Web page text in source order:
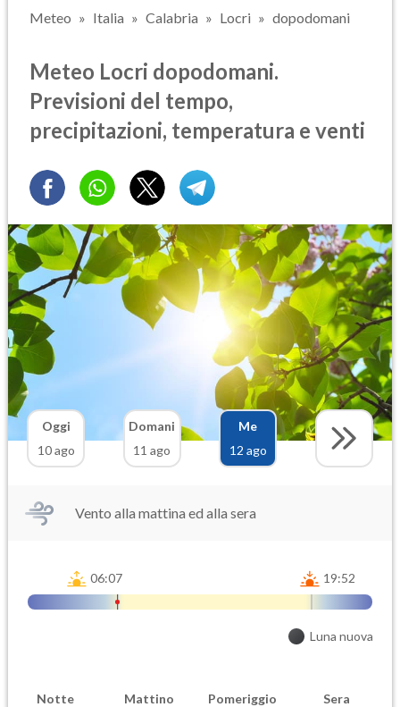
Meteo Italia Calabria Locri dopodomani
Meteo Locri dopodomani.
Previsioni del tempo,
precipitazioni, temperatura e venti
Oggi
10 ago
Domani
11 ago
Me
12 ago
Vento alla mattina ed alla sera
06:07 19:52
Luna nuova
Notte Mattino Pomeriggio Sera